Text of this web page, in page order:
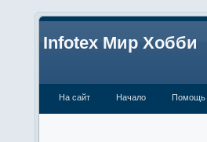
Infotex Мир Хобби
На сайт Начало Помощь